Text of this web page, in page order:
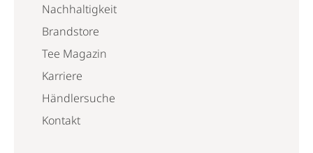
Nachhaltigkeit
Brandstore
Tee Magazin
Karriere
Händlersuche
Kontakt